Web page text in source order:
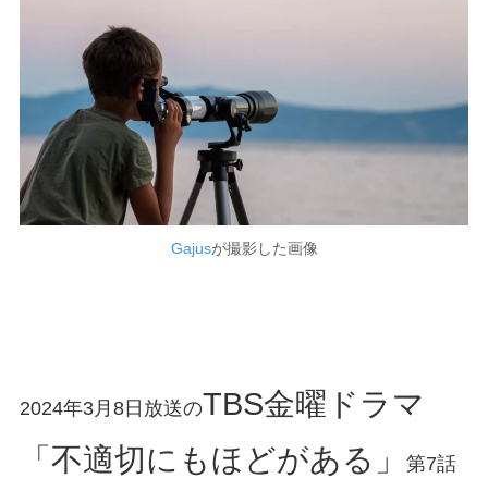
Gajusが撮影した画像
2024年3月8日放送のTBS金曜ドラマ
「不適切にもほどがある」
第7話